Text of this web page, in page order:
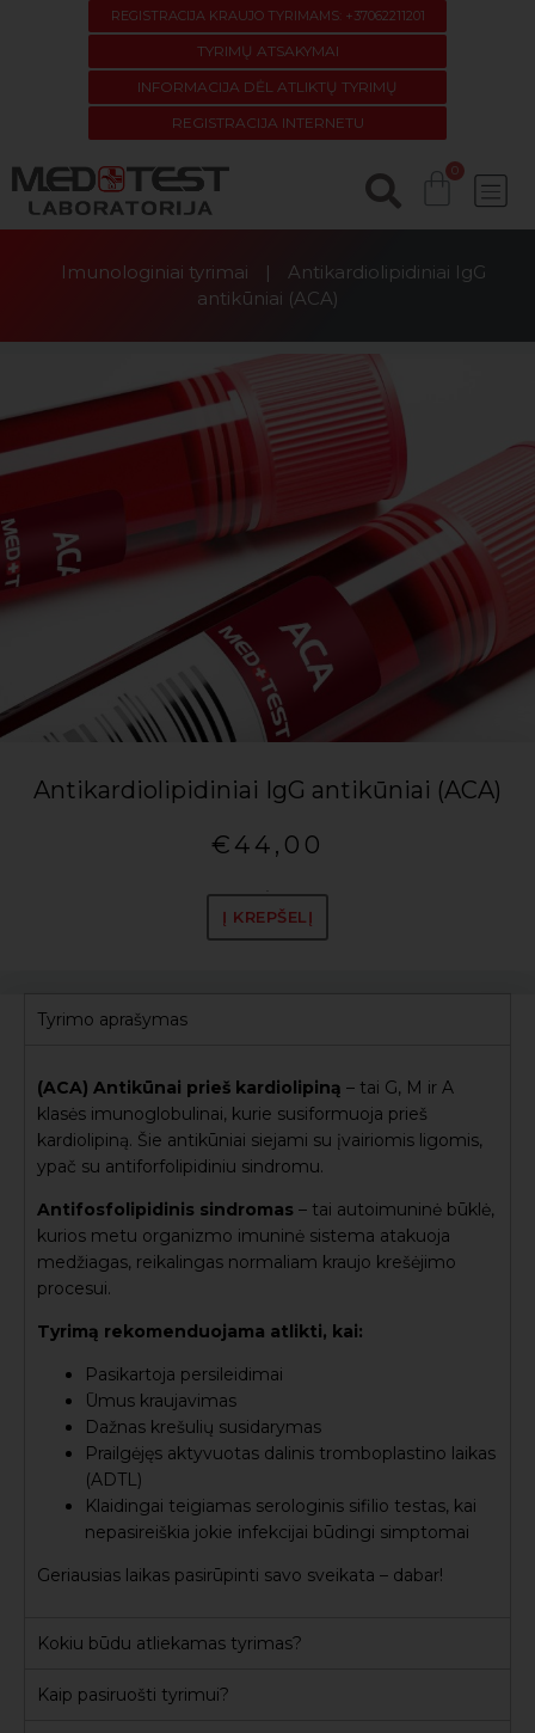
REGISTRACIJA KRAUJO TYRIMAMS: +37062211201
TYRIMŲ ATSAKYMAI
INFORMACIJA DĖL ATLIKTŲ TYRIMŲ
REGISTRACIJA INTERNETU
Imunologiniai tyrimai |
Antikardiolipidiniai IgG
antikūniai (ACA)
Antikardiolipidiniai IgG antikūniai (ACA)
€ 44,00
Į KREPŠELĮ
Tyrimo aprašymas
(ACA) Antikūnai prieš kardiolipiną – tai G, M ir A
klasės imunoglobulinai, kurie susiformuoja prieš
kardiolipiną. Šie antikūniai siejami su įvairiomis ligomis,
ypač su antiforfolipidiniu sindromu.
Antifosfolipidinis sindromas – tai autoimuninė būklė,
kurios metu organizmo imuninė sistema atakuoja
medžiagas, reikalingas normaliam kraujo krešėjimo
procesui.
Tyrimą rekomenduojama atlikti, kai:
Pasikartoja persileidimai
Ūmus kraujavimas
Dažnas krešulių susidarymas
Prailgėjęs aktyvuotas dalinis tromboplastino laikas
(ADTL)
Klaidingai teigiamas serologinis sifilio testas, kai
nepasireiškia jokie infekcijai būdingi simptomai
Geriausias laikas pasirūpinti savo sveikata – dabar!
Kokiu būdu atliekamas tyrimas?
Kaip pasiruošti tyrimui?